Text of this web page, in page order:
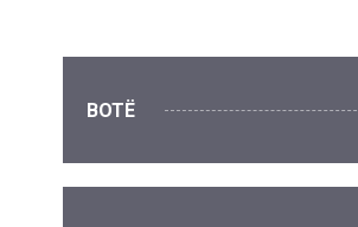
BOTË